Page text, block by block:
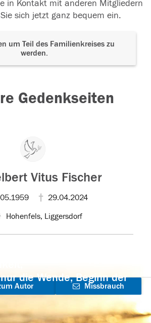
in Kontakt mit anderen Mitgliedern
sich jetzt ganz bequem ein.
um Teil des Familienkreises zu
werden.
Gedenkseiten
Vitus Fischer
29.04.2024
Hohenfels, Liggersdorf
die Wende, Beginn der
Autor
Missbrauch